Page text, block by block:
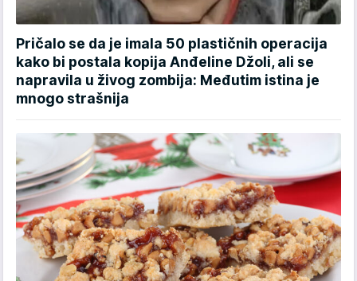
Pričalo se da je imala 50 plastičnih operacija
kako bi postala kopija Anđeline Džoli, ali se
napravila u živog zombija: Međutim istina je
mnogo strašnija